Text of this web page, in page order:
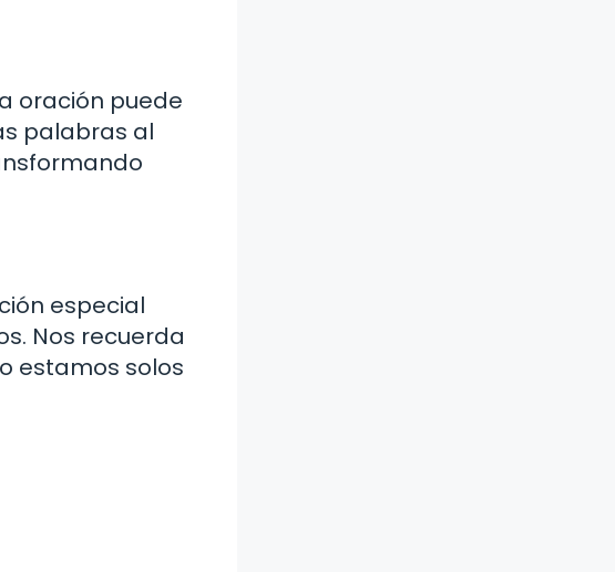
oración puede
palabras al
especial
Nos recuerda
estamos solos